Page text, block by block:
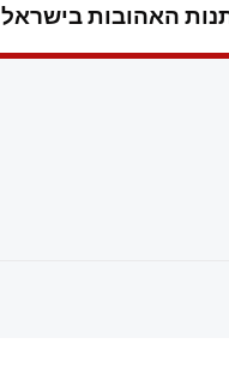
האהובות בישראל 2025 -2026